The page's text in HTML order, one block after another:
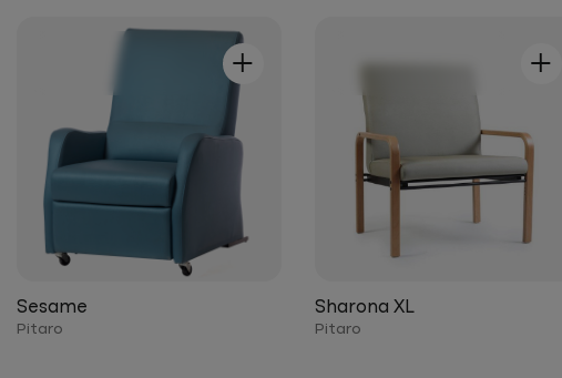
+
Sharona XL
Pitaro
+
Sesame
Pitaro